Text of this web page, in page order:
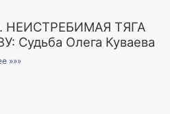
НЕИСТРЕБИМАЯ ТЯГА
Судьба Олега Куваева
»»»